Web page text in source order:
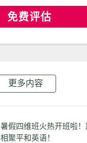
免费评估
更多内容
暑假四维班火热开班啦！
相聚平和英语！